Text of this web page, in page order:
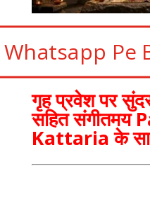
Whatsapp Pe
गृह प्रवेश पर
सहित संगीतमय
Kattaria के